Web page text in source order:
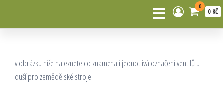
0
0 KČ
v obrázku níže naleznete co znamenají jednotlivá označení ventilů u
duší pro zemědělské stroje